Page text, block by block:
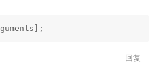
回复